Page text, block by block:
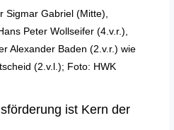
ist Kern der